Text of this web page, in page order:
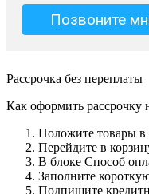
Рассрочка без переплаты
Как оформить рассрочку
Положите товары в
Перейдите в
В блоке Способ
Заполните
Подпишите